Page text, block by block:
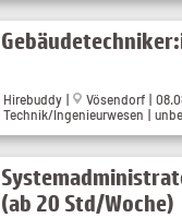
Hirebuddy |
Vösendorf |
Technik/Ingenieurwesen |
(ab 20 Std/Woche)